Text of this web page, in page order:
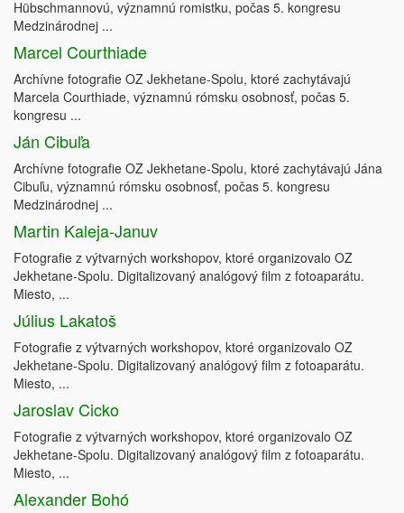
Hübschmannovú, významnú romistku, počas 5. kongresu
Medzinárodnej ...
Marcel Courthiade
Archívne fotografie OZ Jekhetane-Spolu, ktoré zachytávajú
Marcela Courthiade, významnú rómsku osobnosť, počas 5.
kongresu ...
Ján Cibuľa
Archívne fotografie OZ Jekhetane-Spolu, ktoré zachytávajú Jána
Cibuľu, významnú rómsku osobnosť, počas 5. kongresu
Medzinárodnej ...
Martin Kaleja-Januv
Fotografie z výtvarných workshopov, ktoré organizovalo OZ
Jekhetane-Spolu. Digitalizovaný analógový film z fotoaparátu.
Miesto, ...
Július Lakatoš
Fotografie z výtvarných workshopov, ktoré organizovalo OZ
Jekhetane-Spolu. Digitalizovaný analógový film z fotoaparátu.
Miesto, ...
Jaroslav Cicko
Fotografie z výtvarných workshopov, ktoré organizovalo OZ
Jekhetane-Spolu. Digitalizovaný analógový film z fotoaparátu.
Miesto, ...
Alexander Bohó